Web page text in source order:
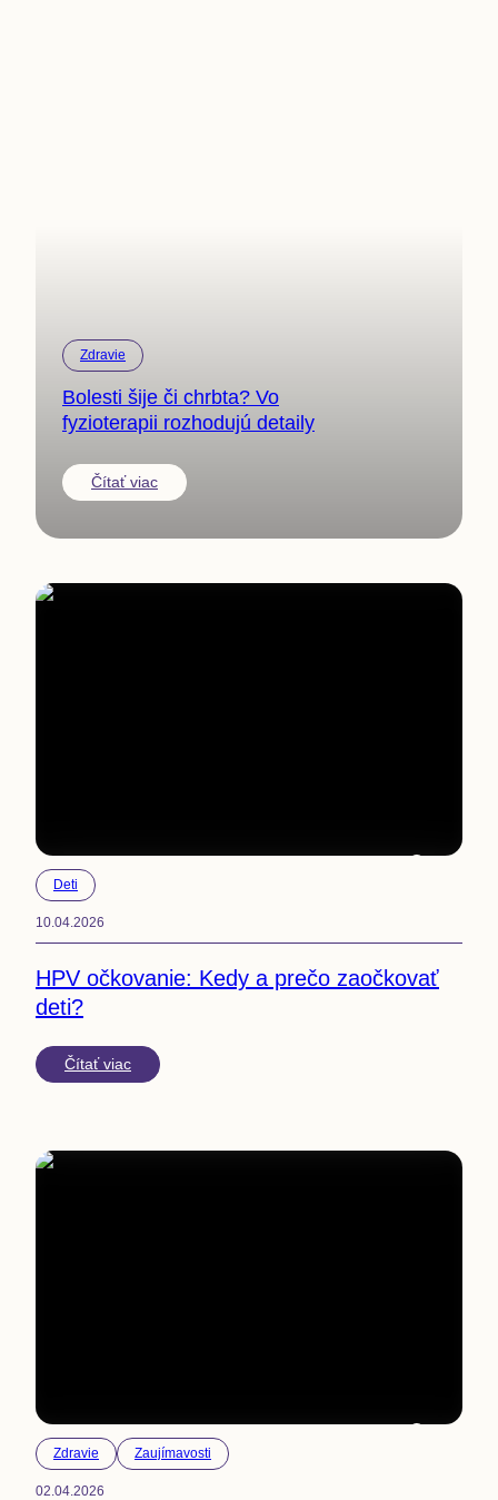
Zdravie
Bolesti šije či chrbta? Vo
fyzioterapii rozhodujú detaily
Čítať viac
10.04.2026
Deti
HPV očkovanie: Kedy a prečo zaočkovať
deti?
Čítať viac
02.04.2026
Zdravie Zaujímavosti